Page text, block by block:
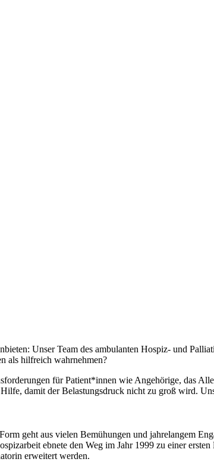
Unser Team des ambulanten Hospiz- und
als hilfreich wahrnehmen?
für Patient*innen wie Angehörige, das
damit der Belastungsdruck nicht zu groß wird.
geht aus vielen Bemühungen und jahrelangem
ebnete den Weg im Jahr 1999 zu einer
erweitert werden.